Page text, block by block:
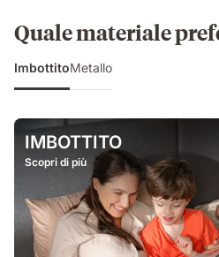
Quale materiale
ImbottitoMetallo
IMBOTTITO
Scopri di più